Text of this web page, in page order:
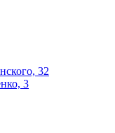
32
3